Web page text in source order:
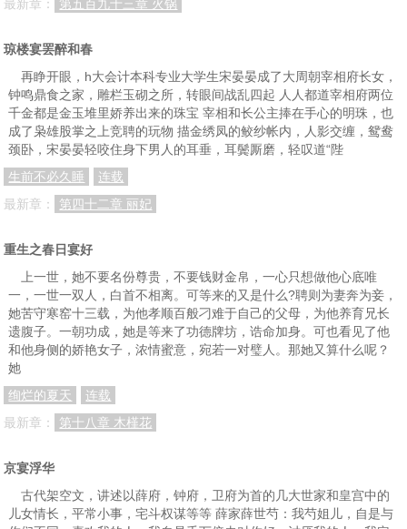
最新章：
第五百九十三章 火锅
琼楼宴罢醉和春
再睁开眼，h大会计本科专业大学生宋晏晏成了大周朝宰相府长女，
钟鸣鼎食之家，雕栏玉砌之所，转眼间战乱四起 人人都道宰相府两位
千金都是金玉堆里娇养出来的珠宝 宰相和长公主捧在手心的明珠，也
成了枭雄股掌之上竞聘的玩物 描金绣凤的鲛纱帐内，人影交缠，鸳鸯
颈卧，宋晏晏轻咬住身下男人的耳垂，耳鬓厮磨，轻叹道“陛
生前不必久睡
连载
最新章：
第四十二章 丽妃
重生之春日宴好
上一世，她不要名份尊贵，不要钱财金帛，一心只想做他心底唯
一，一世一双人，白首不相离。可等来的又是什么?聘则为妻奔为妾，
她苦守寒窑十三载，为他孝顺百般刁难于自己的父母，为他养育兄长
遗腹子。一朝功成，她是等来了功德牌坊，诰命加身。可也看见了他
和他身侧的娇艳女子，浓情蜜意，宛若一对璧人。那她又算什么呢？
她
绚烂的夏天
连载
最新章：
第十八章 木槿花
京宴浮华
古代架空文，讲述以薛府，钟府，卫府为首的几大世家和皇宫中的
儿女情长，平常小事，宅斗权谋等等 薛家薛世芍：我芍姐儿，自是与